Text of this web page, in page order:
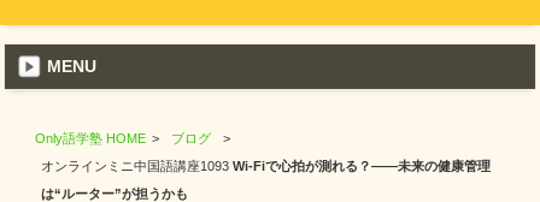
MENU
Only語学塾 HOME > ブログ
>
オンラインミニ中国語講座1093Wi-Fiで心拍が測れる？——未来の健康管理
は“ルーター”が担うかも